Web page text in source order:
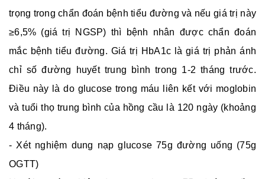
trọng trong chẩn đoán bệnh tiểu đường và nếu giá trị này
≥6,5% (giá trị NGSP) thì bệnh nhân được chẩn đoán
mắc bệnh tiểu đường. Giá trị HbA1c là giá trị phản ánh
chỉ số đường huyết trung bình trong 1-2 tháng trước.
Điều này là do glucose trong máu liên kết với moglobin
và tuổi thọ trung bình của hồng cầu là 120 ngày (khoảng
4 tháng).
- Xét nghiệm dung nạp glucose 75g đường uống (75g
OGTT)